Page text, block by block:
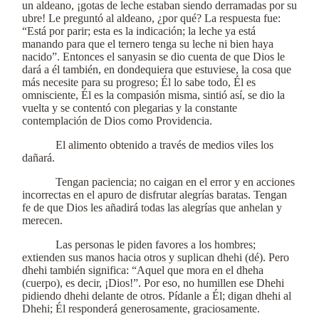
un aldeano, ¡gotas de leche estaban siendo derramadas por su
ubre! Le preguntó al aldeano, ¿por qué? La respuesta fue:
“Está por parir; esta es la indicación; la leche ya está
manando para que el ternero tenga su leche ni bien haya
nacido”. Entonces el sanyasin se dio cuenta de que Dios le
dará a él también, en dondequiera que estuviese, la cosa que
más necesite para su progreso; Él lo sabe todo, Él es
omnisciente, Él es la compasión misma, sintió así, se dio la
vuelta y se contentó con plegarias y la constante
contemplación de Dios como Providencia.
El alimento obtenido a través de medios viles los
dañará.
Tengan paciencia; no caigan en el error y en acciones
incorrectas en el apuro de disfrutar alegrías baratas. Tengan
fe de que Dios les añadirá todas las alegrías que anhelan y
merecen.
Las personas le piden favores a los hombres;
extienden sus manos hacia otros y suplican dhehi (dé). Pero
dhehi también significa: “Aquel que mora en el dheha
(cuerpo), es decir, ¡Dios!”. Por eso, no humillen ese Dhehi
pidiendo dhehi delante de otros. Pídanle a Él; digan dhehi al
Dhehi; Él responderá generosamente, graciosamente.